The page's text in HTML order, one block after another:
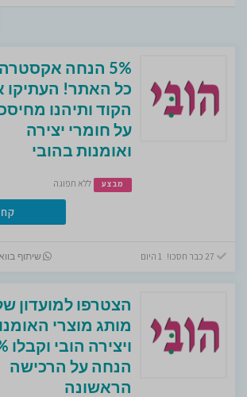
5% הנחה
כל האתר! העתיקו
הקוד ותיהנו
על חומרי יצירה
ואומנות בהובי
מבצע ללא תפוגה
שיתוף
הצטרפו למועדון
מותג מוצרי
הנחה על הרכישה
הראשונה